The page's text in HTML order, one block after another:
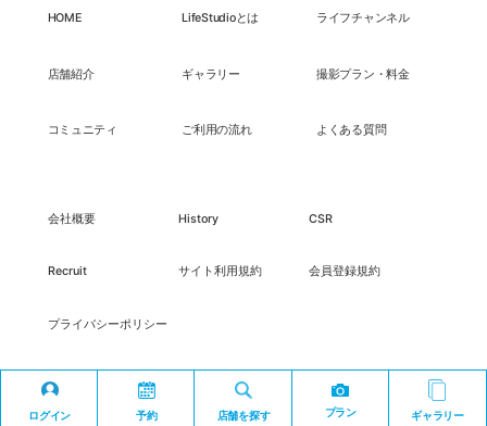
ログイン 予約 店舗を探す プラン ギャラリー
HOME LifeStudioとは ライフチャンネル
店舗紹介 ギャラリー 撮影プラン・料金
コミュニティ ご利用の流れ よくある質問
会社概要 History CSR
Recruit サイト利用規約 会員登録規約
プライバシーポリシー